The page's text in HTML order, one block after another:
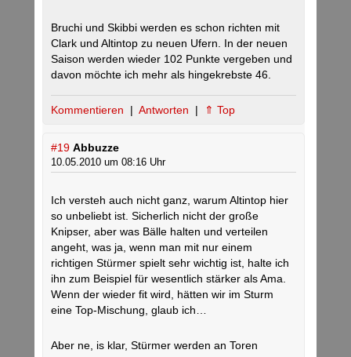
Bruchi und Skibbi werden es schon richten mit
Clark und Altintop zu neuen Ufern. In der neuen
Saison werden wieder 102 Punkte vergeben und
davon möchte ich mehr als hingekrebste 46.
Kommentieren | Antworten | ⇑ Top
#19 Abbuzze
10.05.2010 um 08:16 Uhr
Ich versteh auch nicht ganz, warum Altintop hier
so unbeliebt ist. Sicherlich nicht der große
Knipser, aber was Bälle halten und verteilen
angeht, was ja, wenn man mit nur einem
richtigen Stürmer spielt sehr wichtig ist, halte ich
ihn zum Beispiel für wesentlich stärker als Ama.
Wenn der wieder fit wird, hätten wir im Sturm
eine Top-Mischung, glaub ich…
Aber ne, is klar, Stürmer werden an Toren